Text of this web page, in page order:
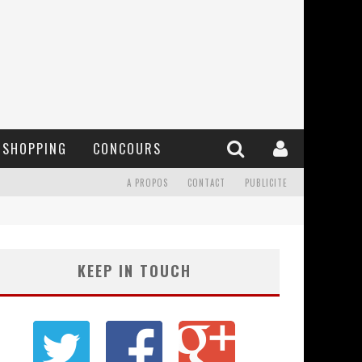
SHOPPING CONCOURS
A PROPOS CONTACT PUBLICITE
KEEP IN TOUCH